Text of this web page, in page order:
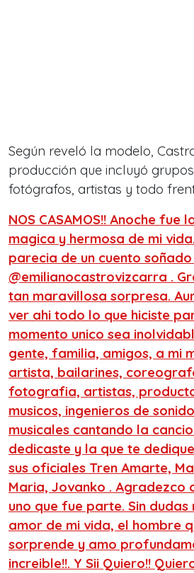
Según reveló la modelo,
producción que incluyó
fotógrafos, artistas y todo
NOS CASAMOS!! Anoche fue
magica y hermosa de mi
parecia de un cuento
@emilianocastrovizcarra .
tan maravillosa sorpresa.
ver ahi todo lo que hiciste
momento unico sea
gente, familia, amigos, a mi
artista, bailarines,
fotografia, artistas,
musicos, ingenieros de
musicales cantando la
dedicaste y la que te
sus oficiales Tren Amarte,
Maria, Jovanko . Agradezco
uno que fue parte. Sin dudas
amor de mi vida, el hombre
sorprende y amo
increible!!. Y Sii Quiero!!